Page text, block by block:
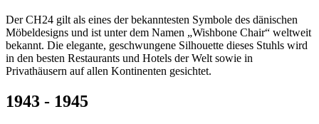
Der CH24 gilt als eines der bekanntesten Symbole des dänischen
Möbeldesigns und ist unter dem Namen „Wishbone Chair“ weltweit
bekannt. Die elegante, geschwungene Silhouette dieses Stuhls wird
in den besten Restaurants und Hotels der Welt sowie in
Privathäusern auf allen Kontinenten gesichtet.
1943 - 1945